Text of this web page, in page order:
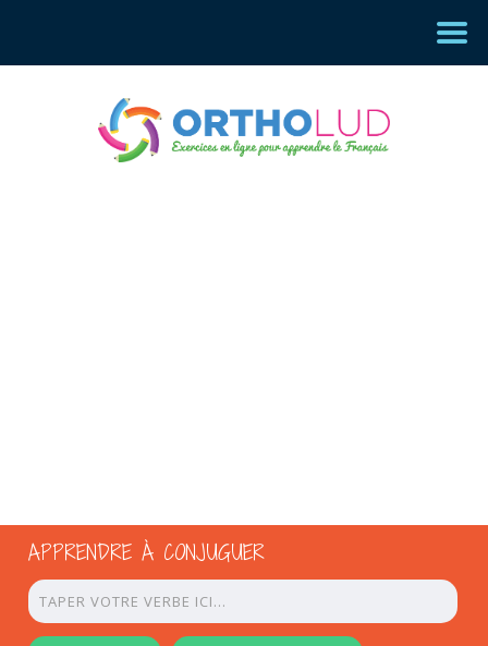
APPRENDRE À CONJUGUER